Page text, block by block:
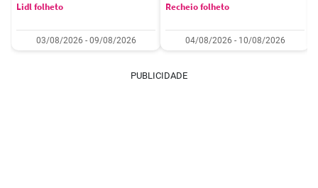
Lidl folheto
03/08/2026 - 09/08/2026
Recheio folheto
04/08/2026 - 10/08/2026
PUBLICIDADE